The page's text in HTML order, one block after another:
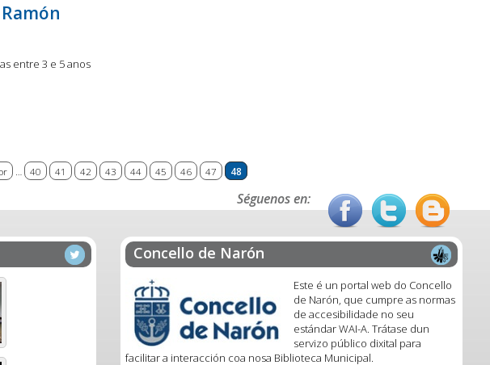
entre 3 e 5 anos
40 41 42 43 44 45 46 47 48
Séguenos en:
Concello de Narón
Este é un portal web do Concello
de Narón, que cumpre as normas
de accesibilidade no seu
estándar WAI-A. Trátase dun
servizo público dixital para
facilitar a interacción coa nosa Biblioteca Municipal.